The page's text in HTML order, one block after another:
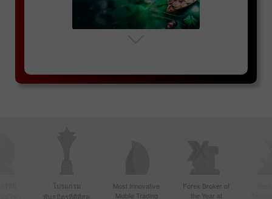
คอนเซปสำคัญ: คู่สกุลเงิน,
การเทรดมาร์จิ้น
การแข่งขัน Real Scalping
โปรแกรม
พันธมิตรที่ดีที่สุด
Most Innovative
Mobile Trading
Forex Broker of
the Year at